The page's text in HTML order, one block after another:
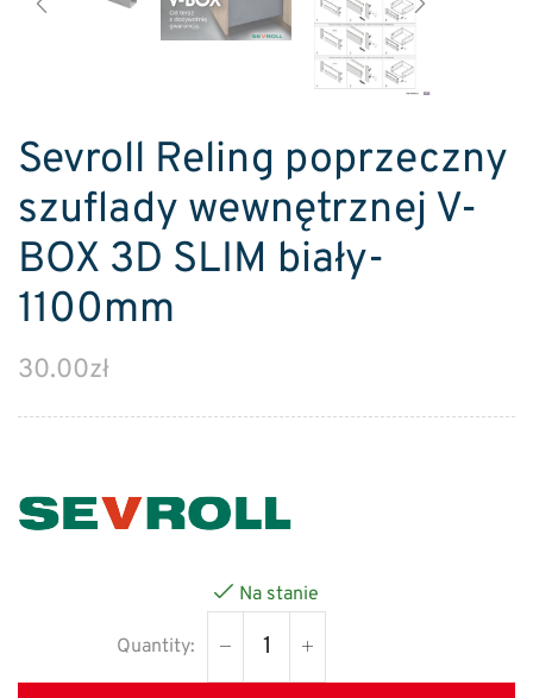
Sevroll Reling poprzeczny
szuflady wewnętrznej V-
BOX 3D SLIM biały-
1100mm
30.00zł
Na stanie